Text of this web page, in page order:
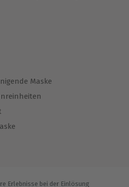
Maske
Erlebnisse bei der Einlösung